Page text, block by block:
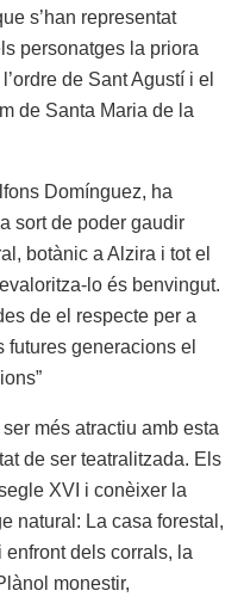
s’han representat
personatges la priora
de Sant Agustí i el
de Santa Maria de la
Domínguez, ha
sort de poder gaudir
botànic a Alzira i tot el
lo és benvingut.
de el respecte per a
generacions el
més atractiu amb esta
de ser teatralitzada. Els
XVI i conèixer la
natural: La casa forestal,
enfront dels corrals, la
monestir,